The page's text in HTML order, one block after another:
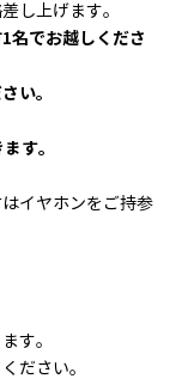
し上げます。
名でお越しくださ
い。
す。
イヤホンをご持参
す。
ださい。